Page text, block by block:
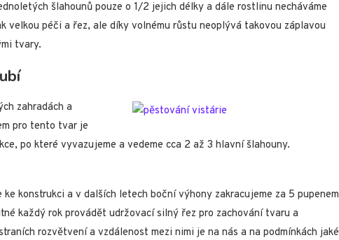
šlahounů pouze o 1/2 jejich délky a dále rostlinu necháváme
velkou péči a řez, ale díky volnému růstu neoplývá takovou záplavou
tvary.
zahradách a
pro tento tvar je
po které vyvazujeme a vedeme cca 2 až 3 hlavní šlahouny.
konstrukci a v dalších letech boční výhony zakracujeme za 5 pupenem
každý rok provádět udržovací silný řez pro zachování tvaru a
rozvětvení a vzdálenost mezi nimi je na nás a na podmínkách jaké